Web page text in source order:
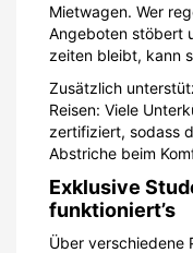
Mietwagen. Wer
Angeboten stöbert
zeiten bleibt, kann
Zusätzlich
Reisen: Viele
zertifiziert, sodass
Abstriche beim
Exklusive
funktioniert’s
Über verschiedene